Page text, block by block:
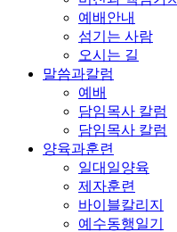
예배안내
섬기는 사람
오시는 길
말씀과칼럼
예배
담임목사 칼럼
담임목사 칼럼
양육과훈련
일대일양육
제자훈련
바이블칼리지
예수동행일기